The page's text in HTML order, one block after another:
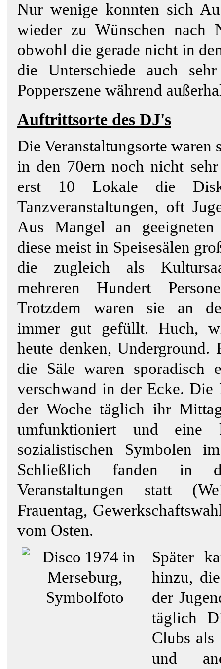
Nur wenige konnten sich
wieder zu Wünschen nach
obwohl die gerade nicht in
die Unterschiede auch
Popperszene während
Auftrittsorte des DJ's
Die Veranstaltungsorte
in den 70ern noch nicht
erst 10 Lokale die
Tanzveranstaltungen, oft
Aus Mangel an geeigneten
diese meist in Speisesälen
die zugleich als
mehreren Hundert
Trotzdem waren sie an
immer gut gefüllt. Huch,
heute denken, Underground.
die Säle waren sporadisch
verschwand in der Ecke. Die
der Woche täglich ihr
umfunktioniert und
sozialistischen Symbolen
Schließlich fanden in
Veranstaltungen statt
Frauentag,
vom Osten.
Später
hinzu,
der
täglich
Clubs
und